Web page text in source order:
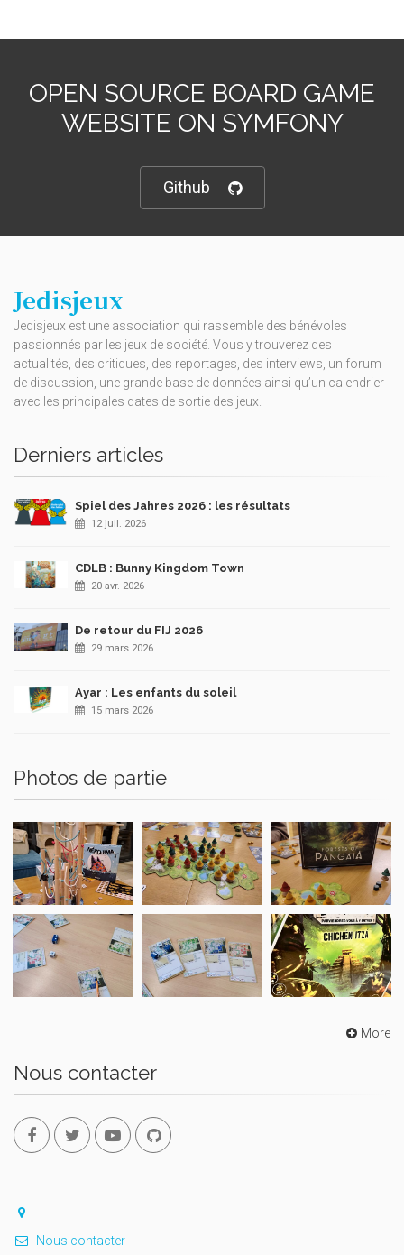
OPEN SOURCE BOARD GAME
WEBSITE ON SYMFONY
Github
Jedisjeux
Jedisjeux est une association qui rassemble des bénévoles
passionnés par les jeux de société. Vous y trouverez des
actualités, des critiques, des reportages, des interviews, un forum
de discussion, une grande base de données ainsi qu’un calendrier
avec les principales dates de sortie des jeux.
Derniers articles
Spiel des Jahres 2026 : les résultats
12 juil. 2026
CDLB : Bunny Kingdom Town
20 avr. 2026
De retour du FIJ 2026
29 mars 2026
Ayar : Les enfants du soleil
15 mars 2026
Photos de partie
More
Nous contacter
Nous contacter